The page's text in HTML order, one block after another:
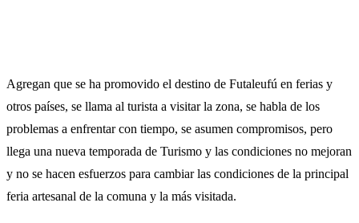
Agregan que se ha promovido el destino de Futaleufú en ferias y
otros países, se llama al turista a visitar la zona, se habla de los
problemas a enfrentar con tiempo, se asumen compromisos, pero
llega una nueva temporada de Turismo y las condiciones no mejoran
y no se hacen esfuerzos para cambiar las condiciones de la principal
feria artesanal de la comuna y la más visitada.